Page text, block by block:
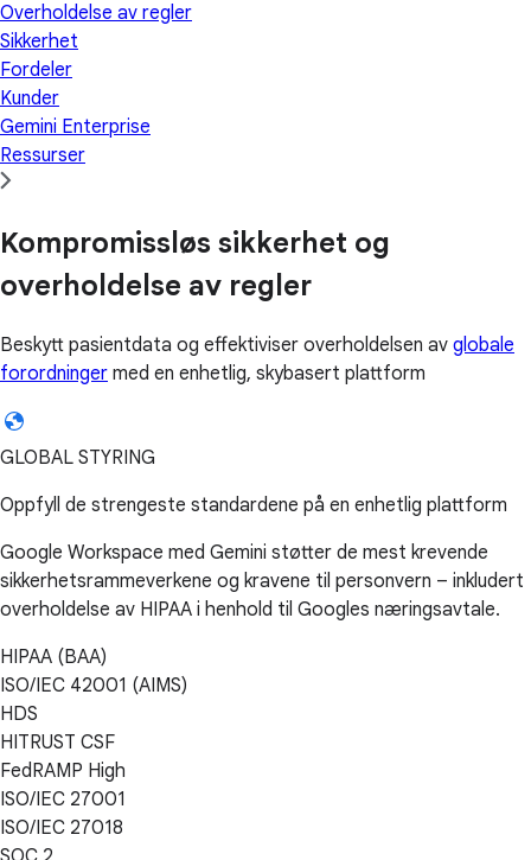
Overholdelse av regler
Sikkerhet
Fordeler
Kunder
Gemini Enterprise
Ressurser
Kompromissløs sikkerhet og
overholdelse av regler
Beskytt pasientdata og effektiviser overholdelsen av globale
forordninger med en enhetlig, skybasert plattform
GLOBAL STYRING
Oppfyll de strengeste standardene på en enhetlig plattform
Google Workspace med Gemini støtter de mest krevende
sikkerhetsrammeverkene og kravene til personvern – inkludert
overholdelse av HIPAA i henhold til Googles næringsavtale.
HIPAA (BAA)
ISO/IEC 42001 (AIMS)
HDS
HITRUST CSF
FedRAMP High
ISO/IEC 27001
ISO/IEC 27018